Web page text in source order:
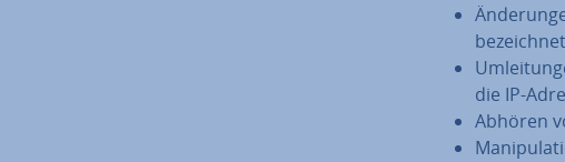
be­zeich­net
die IP-
Abhören